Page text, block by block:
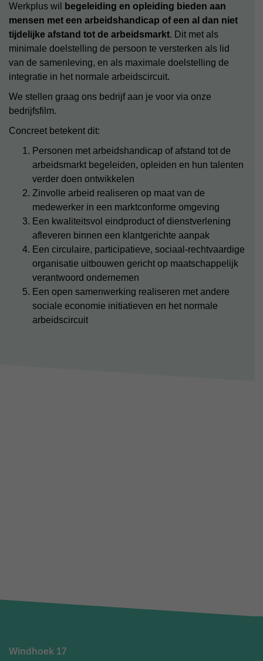
Werkplus wil
begeleiding en opleiding bieden aan
mensen met een arbeidshandicap of een al dan niet
tijdelijke afstand tot de arbeidsmarkt. Dit met als
minimale doelstelling de persoon te versterken als lid
van de samenleving, en als maximale doelstelling de
integratie in het normale arbeidscircuit.
We stellen graag ons bedrijf aan je voor via onze
bedrijfsfilm.
Concreet betekent dit:
Personen met arbeidshandicap of afstand tot de
arbeidsmarkt begeleiden, opleiden en hun talenten
verder doen ontwikkelen
Zinvolle arbeid realiseren op maat van de
medewerker in een marktconforme omgeving
Een kwaliteitsvol eindproduct of dienstverlening
afleveren binnen een klantgerichte aanpak
Een circulaire, participatieve, sociaal-rechtvaardige
organisatie uitbouwen gericht op maatschappelijk
verantwoord ondernemen
Een open samenwerking realiseren met andere
sociale economie initiatieven en het normale
arbeidscircuit
Windhoek 17